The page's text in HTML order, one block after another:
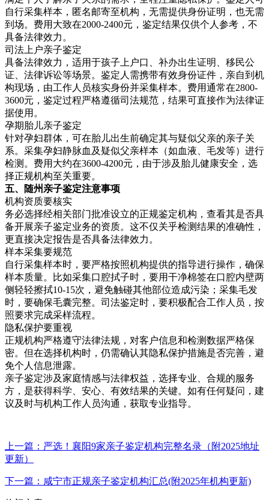
自行采集样本，匿名邮寄至机构，无需提供身份证明，也无需
到场。费用大致在2000-2400元，鉴定结果仅供个人参考，不
具备法律效力。
司法上户亲子鉴定
具备法律效力，适用于孩子上户口、补办出生证明、移民公
证、法律诉讼等场景。鉴定人需携带有效身份证件，亲自到机
构现场，由工作人员核实身份并采集样本。费用通常在2800-
3600元，鉴定过程严格遵循司法规范，结果可直接作为法律证
据使用。
孕期胎儿亲子鉴定
针对孕妇群体，可在胎儿出生前确定其与疑似父亲的亲子关
系。采集孕妇静脉血及疑似父亲样本（如血液、毛发等）进行
检测。费用大约在3600-4200元，由于涉及胎儿健康安全，选
择正规机构至关重要。
五、随州亲子鉴定注意事项
机构资质要核实
务必选择经相关部门批准设立的正规鉴定机构，查看其是否具
备开展亲子鉴定业务的资质。这不仅关乎检测结果的准确性，
更直接决定报告是否具备法律效力。
样本采集要规范
自行采集样本时，要严格按照机构提供的指导进行操作，确保
样本质量。比如采集口腔拭子时，要用干净棉签在口腔内壁两
侧轻轻擦拭10-15次，避免触碰其他部位造成污染；采集毛发
时，要确保毛囊完整。司法鉴定时，要积极配合工作人员，按
照要求完成采样流程。
隐私保护要重视
正规机构严格遵守法律法规，对客户信息和检测数据严格保
密。但在选择机构时，仍需确认其隐私保护措施是否完善，避
免个人信息泄露。
亲子鉴定涉及家庭情感与法律权益，选择专业、合规的服务
方，是获得科学、安心、有效结果的关键。如有任何疑问，建
议及时与机构工作人员沟通，获取专业指导。
上一篇：严选！襄阳9家亲子鉴定机构完整名录（附2025地址
更新）
下一篇：咸宁市正规亲子鉴定机构汇总(附2025年机构更新)